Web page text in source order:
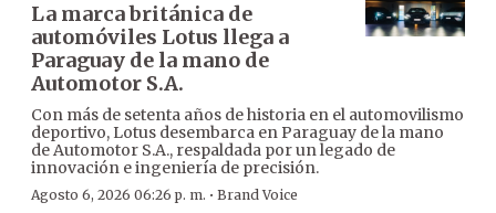
La marca británica de
automóviles Lotus llega a
Paraguay de la mano de
Automotor S.A.
Con más de setenta años de historia en el automovilismo
deportivo, Lotus desembarca en Paraguay de la mano
de Automotor S.A., respaldada por un legado de
innovación e ingeniería de precisión.
Agosto 6, 2026 06:26 p. m. · Brand Voice